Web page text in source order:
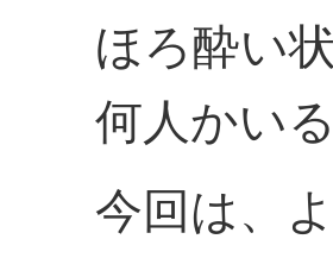
ほろ酔い
何人かい
今回は、